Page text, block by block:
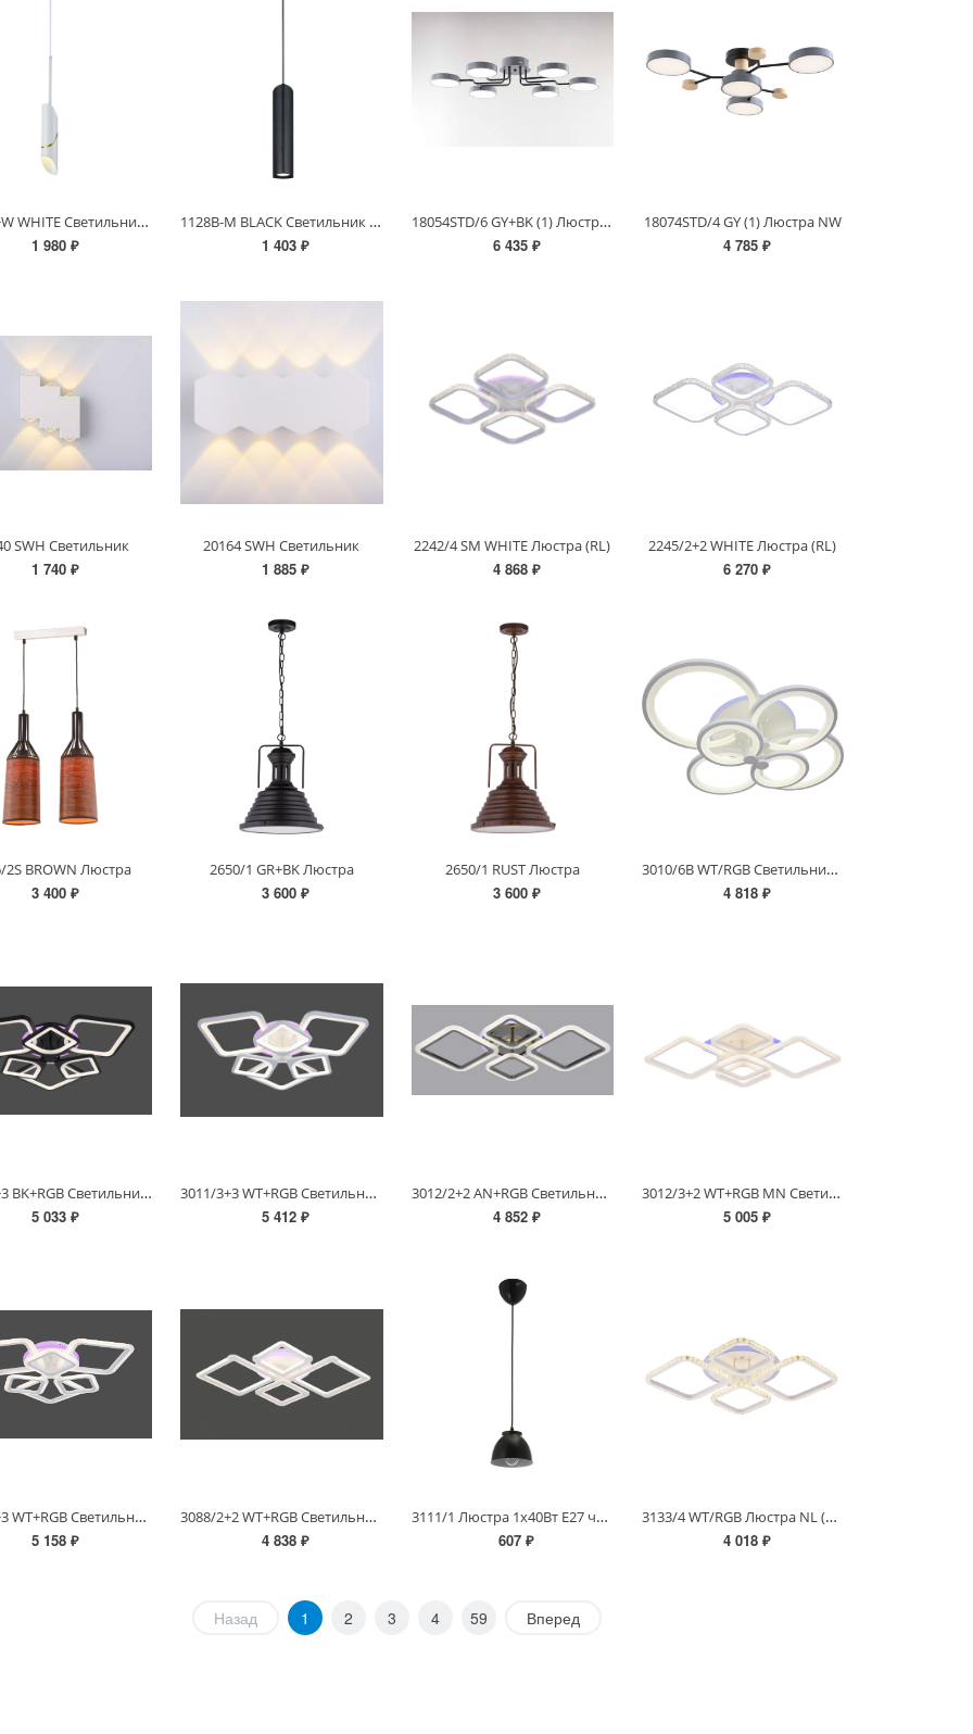
1125W+W WHITE Светильник потолочный
1 980 ₽
1128B-M BLACK Светильник потолочный
1 403 ₽
18054STD/6 GY+BK (1) Люстра NW
6 435 ₽
18074STD/4 GY (1) Люстра NW
4 785 ₽
SWH Светильник
1 740 ₽
20164 SWH Светильник
1 885 ₽
2242/4 SM WHITE Люстра (RL)
4 868 ₽
2245/2+2 WHITE Люстра (RL)
6 270 ₽
2S BROWN Люстра
3 400 ₽
2650/1 GR+BK Люстра
3 600 ₽
2650/1 RUST Люстра
3 600 ₽
3010/6B WT/RGB Светильник потолочный
4 818 ₽
3011/3+3 BK+RGB Светильник потолочный
5 033 ₽
3011/3+3 WT+RGB Светильник потолочный
5 412 ₽
3012/2+2 AN+RGB Светильник потолочный MN (RL)
4 852 ₽
3012/3+2 WT+RGB MN Светильник потолочный
5 005 ₽
3012/3+3 WT+RGB Светильник потолочный
5 158 ₽
3088/2+2 WT+RGB Светильник потолочный
4 838 ₽
3111/1 Люстра 1х40Вт Е27 черный
607 ₽
3133/4 WT/RGB Люстра NL (RL)
4 018 ₽
Назад 1 2 3 4 59 Вперед